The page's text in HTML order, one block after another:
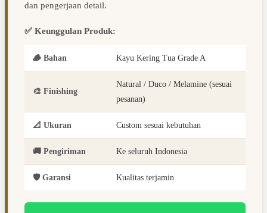
dan pengerjaan detail.
✅ Keunggulan Produk:
🪵 Bahan Kayu Kering Tua Grade A
🎨 Finishing
Natural / Duco / Melamine (sesuai
pesanan)
📐 Ukuran Custom sesuai kebutuhan
🚚 Pengiriman Ke seluruh Indonesia
🛡️ Garansi Kualitas terjamin